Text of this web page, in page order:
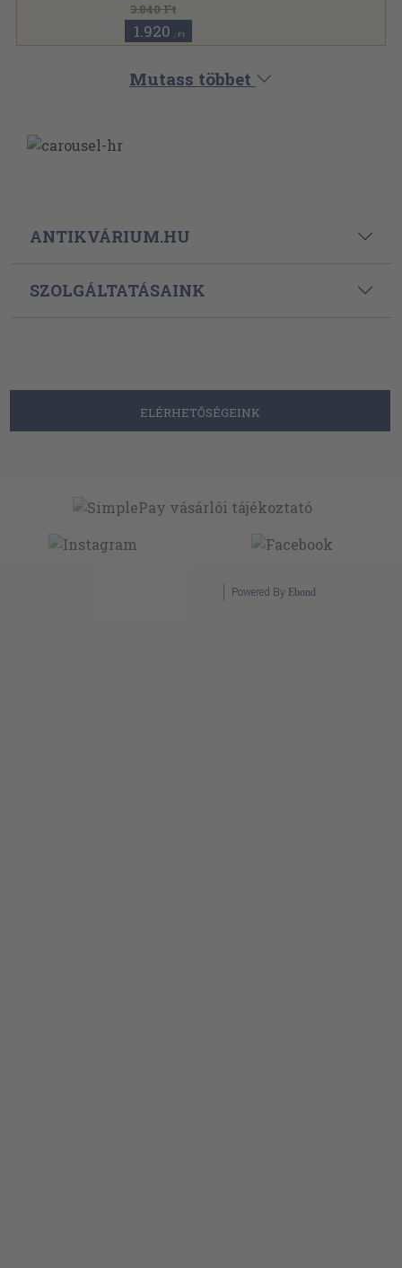
3.840 Ft
1.920 ,-Ft
Mutass többet
ANTIKVÁRIUM.HU
SZOLGÁLTATÁSAINK
ELÉRHETŐSÉGEINK
Powered By Ebond